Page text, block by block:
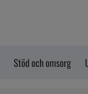
Stöd och omsorg